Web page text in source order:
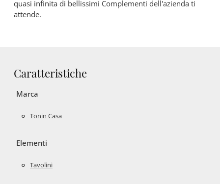
quasi infinita di bellissimi Complementi dell'azienda ti
attende.
Caratteristiche
Marca
Tonin Casa
Elementi
Tavolini